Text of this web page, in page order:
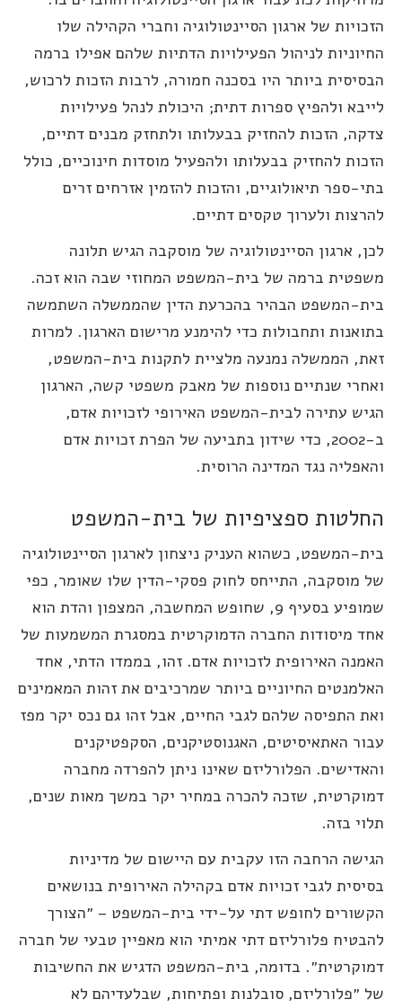
של ארגון הסיינטולוגיה וחברי הקהילה שלו
לניהול הפעילויות הדתיות שלהם אפילו ברמה
ביותר היו בסכנה חמורה, לרבות הזכות לרכוש,
ולהפיץ ספרות דתית; היכולת לנהל פעילויות
הזכות להחזיק בבעלותו ולתחזק מבנים דתיים,
להחזיק בבעלותו ולהפעיל מוסדות חינוכיים, כולל
ספר תיאולוגיים, והזכות להזמין אזרחים זרים
ולערוך טקסים דתיים.
ארגון הסיינטולוגיה של מוסקבה הגיש תלונה
ברמה של בית-המשפט המחוזי שבה הוא זכה.
המשפט הבהיר בהכרעת הדין שהממשלה השתמשה
ותחבולות כדי להימנע מרישום הארגון. למרות
הממשלה נמנעה מלציית לתקנות בית-המשפט,
שנתיים נוספות של מאבק משפטי קשה, הארגון
עתירה לבית-המשפט האירופי לזכויות אדם,
ב-2002, כדי שידון בתביעה של הפרת זכויות אדם
נגד המדינה הרוסית.
ספציפיות של בית-המשפט
המשפט, כשהוא העניק ניצחון לארגון הסיינטולוגיה
מוסקבה, התייחס לחוק פסקי-הדין שלו שאומר, כפי
שמופיע בסעיף 9, שחופש המחשבה, המצפון והדת הוא
מיסודות החברה הדמוקרטית במסגרת המשמעות של
האירופית לזכויות אדם. זהו, בממדו הדתי, אחד
החיוניים ביותר שמרכיבים את זהות המאמינים
התפיסה שלהם לגבי החיים, אבל זהו גם נכס יקר מפז
האתאיסיטים, האגנוסטיקנים, הסקפטיקנים
הפלורליזם שאינו ניתן להפרדה מחברה
שזכה להכרה במחיר יקר במשך מאות שנים,
בזה.
הרחבה הזו עקבית עם היישום של מדיניות
לגבי זכויות אדם בקהילה האירופית בנושאים
לחופש דתי על-ידי בית-המשפט – ״הצורך
פלורליזם דתי אמיתי הוא מאפיין טבעי של חברה
בדומה, בית-המשפט הדגיש את החשיבות
״פלורליזם, סובלנות ופתיחות, שבלעדיהם לא